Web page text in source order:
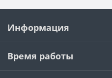
Информация
Время работы